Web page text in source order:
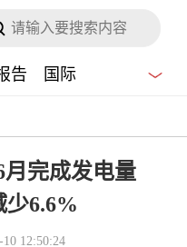
告 国际
月完成发电量
少6.6%
10 12:50:24